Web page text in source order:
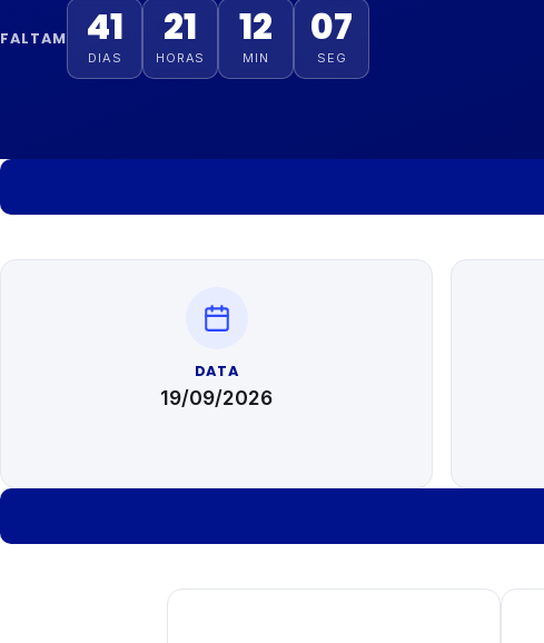
FALTAM 41
DIAS
21
HORAS
12
MIN
06
SEG
DATA
19/09/2026